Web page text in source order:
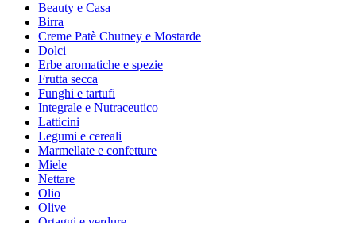
Beauty e Casa
Birra
Creme Patè Chutney e Mostarde
Dolci
Erbe aromatiche e spezie
Frutta secca
Funghi e tartufi
Integrale e Nutraceutico
Latticini
Legumi e cereali
Marmellate e confetture
Miele
Nettare
Olio
Olive
Ortaggi e verdure